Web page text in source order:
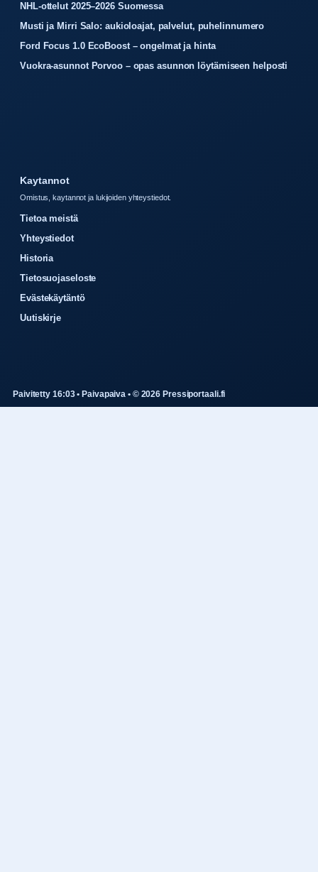
NHL-ottelut 2025–2026 Suomessa
Musti ja Mirri Salo: aukioloajat, palvelut, puhelinnumero
Ford Focus 1.0 EcoBoost – ongelmat ja hinta
Vuokra-asunnot Porvoo – opas asunnon löytämiseen helposti
Kaytannot
Omistus, kaytannot ja lukijoiden yhteystiedot.
Tietoa meistä
Yhteystiedot
Historia
Tietosuojaseloste
Evästekäytäntö
Uutiskirje
Paivitetty 16:03 • Paivapaiva • © 2026 Pressiportaali.fi